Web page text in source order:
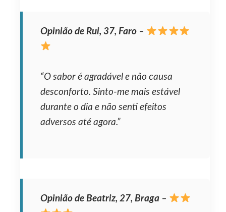
Opinião de Rui, 37, Faro –
“O sabor é agradável e não causa
desconforto. Sinto-me mais estável
durante o dia e não senti efeitos
adversos até agora.”
Opinião de Beatriz, 27, Braga –